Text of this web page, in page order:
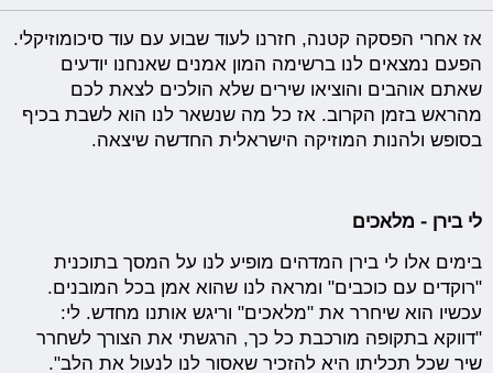
אז אחרי הפסקה קטנה, חזרנו לעוד שבוע עם עוד סיכומוזיקלי.
הפעם נמצאים לנו ברשימה המון אמנים שאנחנו יודעים
שאתם אוהבים והוציאו שירים שלא הולכים לצאת לכם
מהראש בזמן הקרוב. אז כל מה שנשאר לנו הוא לשבת בכיף
בסופש ולהנות המוזיקה הישראלית החדשה שיצאה.
לי בירן - מלאכים
בימים אלו לי בירן המדהים מופיע לנו על המסך בתוכנית
"רוקדים עם כוכבים" ומראה לנו שהוא אמן בכל המובנים.
עכשיו הוא שיחרר את "מלאכים" וריגש אותנו מחדש. לי:
"דווקא בתקופה מורכבת כל כך, הרגשתי את הצורך לשחרר
שיר שכל תכליתו היא להזכיר שאסור לנו לנעול את הלב".